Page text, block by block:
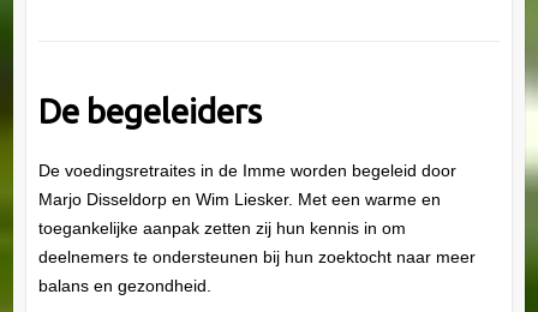
De begeleiders
De voedingsretraites in de Imme worden begeleid door
Marjo Disseldorp en Wim Liesker. Met een warme en
toegankelijke aanpak zetten zij hun kennis in om
deelnemers te ondersteunen bij hun zoektocht naar meer
balans en gezondheid.